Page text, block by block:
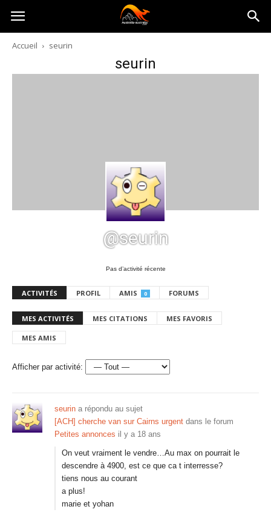
Australia-
australie.com
Accueil seurin
seurin
@seurin
Pas d’activité récente
ACTIVITÉS PROFIL AMIS 0 FORUMS
MES ACTIVITÉS MES CITATIONS MES FAVORIS
MES AMIS
Afficher par activité:
seurin a répondu au sujet
[ACH] cherche van sur Cairns urgent dans le forum
Petites annonces il y a 18 ans
On veut vraiment le vendre…Au max on pourrait le
descendre à 4900, est ce que ca t interresse?
tiens nous au courant
a plus!
marie et yohan